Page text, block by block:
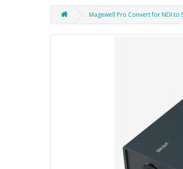
Magewell Pro Convert for NDI to